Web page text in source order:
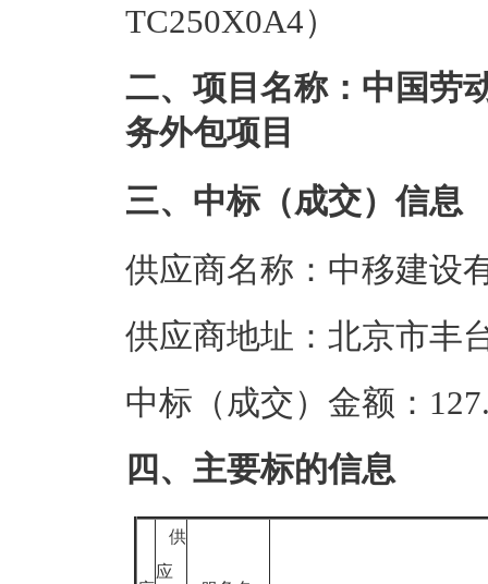
TC250X0A4）
二、项目名称：中国劳
务外包项目
三、中标（成交）信息
供应商名称：中移建设
供应商地址：北京市丰
中标（成交）金额：
四、主要标的信息
供
应